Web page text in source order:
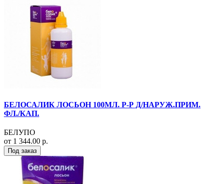
БЕЛОСАЛИК ЛОСЬОН 100МЛ. Р-Р Д/НАРУЖ.ПРИМ.
ФЛ./КАП.
БЕЛУПО
от 1 344.00 р.
Под заказ